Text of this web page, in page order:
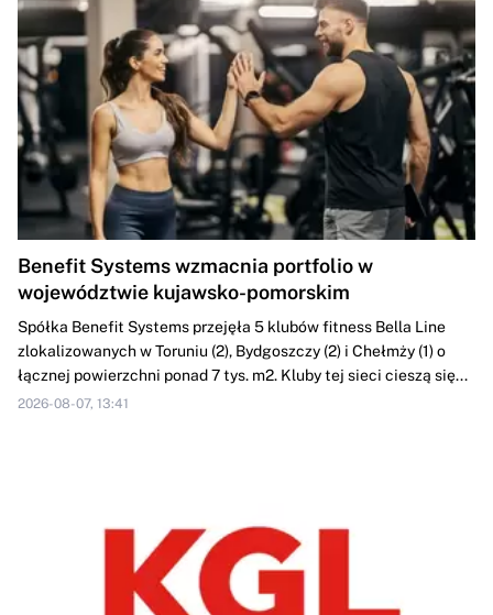
Benefit Systems wzmacnia portfolio w
województwie kujawsko-pomorskim
Spółka Benefit Systems przejęła 5 klubów fitness Bella Line
zlokalizowanych w Toruniu (2), Bydgoszczy (2) i Chełmży (1) o
łącznej powierzchni ponad 7 tys. m2. Kluby tej sieci cieszą się...
2026-08-07, 13:41